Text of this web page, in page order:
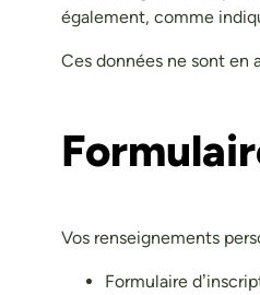
également, comme
​Ces données ne sont en
Vos renseignements
Formulaire